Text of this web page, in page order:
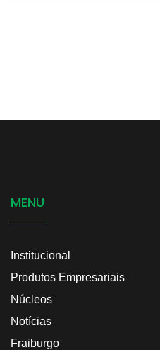
MENU
Institucional
Produtos Empresariais
Núcleos
Notícias
Fraiburgo